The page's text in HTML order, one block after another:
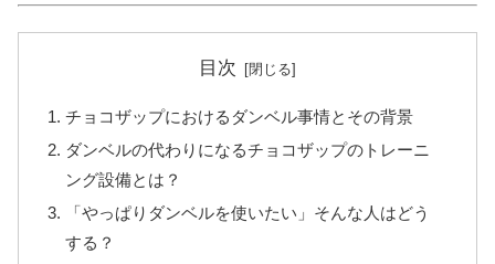
目次
チョコザップにおけるダンベル事情とその背景
ダンベルの代わりになるチョコザップのトレーニ
ング設備とは？
「やっぱりダンベルを使いたい」そんな人はどう
する？